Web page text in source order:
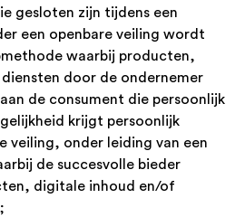
gesloten zijn tijdens een
een openbare veiling wordt
waarbij producten,
door de ondernemer
de consument die persoonlijk
krijgt persoonlijk
veiling, onder leiding van een
de succesvolle bieder
digitale inhoud en/of